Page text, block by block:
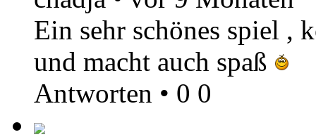
Ein sehr schönes spiel ,
und macht auch spaß
Antworten • 0 0